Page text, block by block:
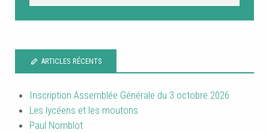
ARTICLES RÉCENTS
Inscription Assemblée Générale du 3 octobre 2026
Les lycéens et les moutons
Paul Nomblot